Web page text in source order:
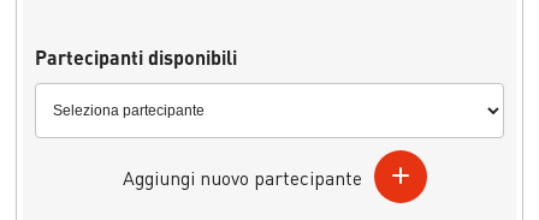
Partecipanti disponibili
Aggiungi nuovo partecipante